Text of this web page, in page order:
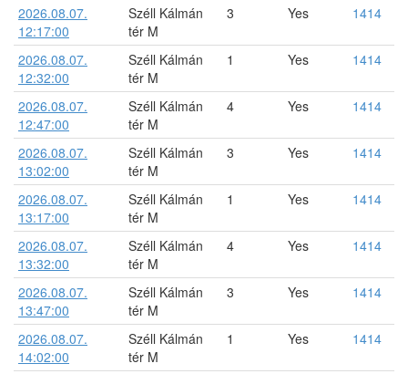
2026.08.07.
12:17:00
Széll Kálmán
tér M
3 Yes 1414
2026.08.07.
12:32:00
Széll Kálmán
tér M
1 Yes 1414
2026.08.07.
12:47:00
Széll Kálmán
tér M
4 Yes 1414
2026.08.07.
13:02:00
Széll Kálmán
tér M
3 Yes 1414
2026.08.07.
13:17:00
Széll Kálmán
tér M
1 Yes 1414
2026.08.07.
13:32:00
Széll Kálmán
tér M
4 Yes 1414
2026.08.07.
13:47:00
Széll Kálmán
tér M
3 Yes 1414
2026.08.07.
14:02:00
Széll Kálmán
tér M
1 Yes 1414